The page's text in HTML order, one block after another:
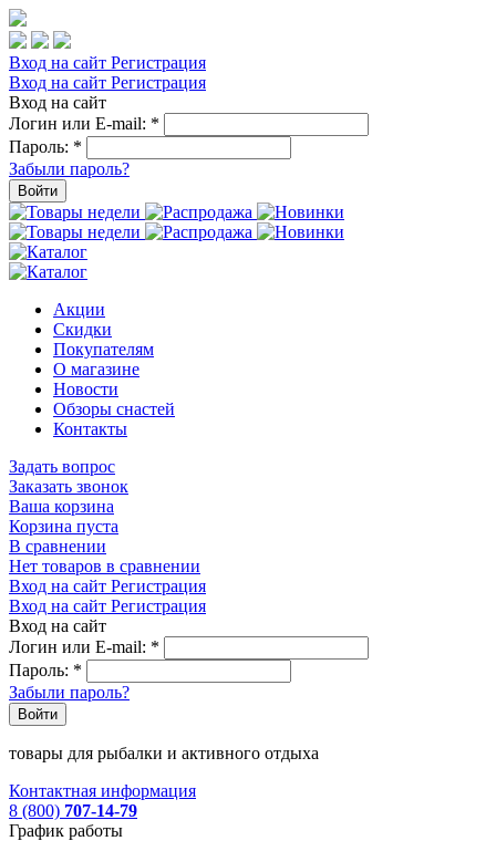
Вход на сайт Регистрация
Вход на сайт Регистрация
Вход на сайт
Логин или E-mail: *
Пароль: *
Забыли пароль?
Войти
Акции
Скидки
Покупателям
О магазине
Новости
Обзоры снастей
Контакты
Задать вопрос
Заказать звонок
Ваша корзина
Корзина пуста
В сравнении
Нет товаров в сравнении
Вход на сайт Регистрация
Вход на сайт Регистрация
Вход на сайт
Логин или E-mail: *
Пароль: *
Забыли пароль?
Войти
товары для рыбалки и активного отдыха
Контактная информация
8 (800) 707-14-79
График работы